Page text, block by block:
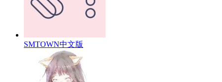
SMTOWN中文版